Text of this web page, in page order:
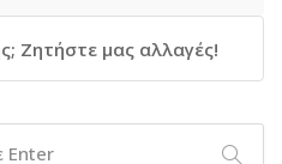
Ζητήστε μας αλλαγές!